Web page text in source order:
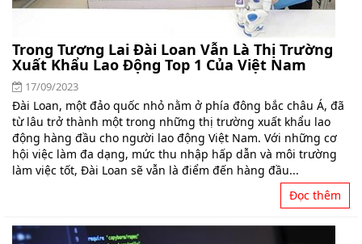
Trong Tương Lai Đài Loan Vẫn Là Thị Trường
Xuất Khẩu Lao Động Top 1 Của Việt Nam
17/09/2023
Đài Loan, một đảo quốc nhỏ nằm ở phía đông bắc châu Á, đã
từ lâu trở thành một trong những thị trường xuất khẩu lao
động hàng đầu cho người lao động Việt Nam. Với những cơ
hội việc làm đa dạng, mức thu nhập hấp dẫn và môi trường
làm việc tốt, Đài Loan sẽ vẫn là điểm đến hàng đầu...
Đọc thêm